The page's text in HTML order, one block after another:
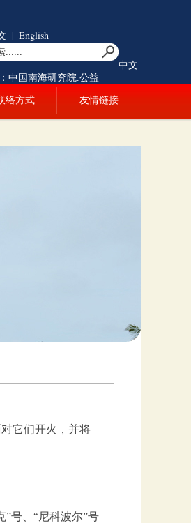
| English
中文
中国南海研究院.公益
络方式 友情链接
它们开火，并将
号、“尼科波尔”号